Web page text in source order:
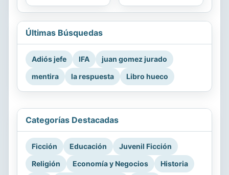
Últimas Búsquedas
Adiós jefe IFA
juan gomez jurado
mentira
la respuesta Libro hueco
Categorías Destacadas
Ficción Educación
Juvenil Ficción
Religión
Economía y Negocios Historia